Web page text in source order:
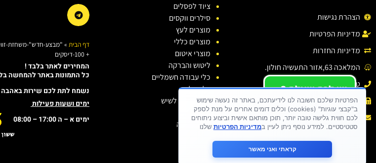
הצהרת נגישות
מדיניות הפרטיות
מדיניות החזרות
המלאכה 63,אזור התעשיה חולון.
טלפון: 03-6138810
פקס : 03-6138810
אימייל :sason.cohen26@gmail.com
ציוד לפסלים
סילרים ווקסים
מוצרים לעץ
מוצרים כללי
מוצרי איטום
ליטוש והברקה
כלי עבודה חשמליים
כלי יהלום
חומרי ניקוי לשיש
דבקים
בגדי עבודה
דף הבית »
+ 100-דיסקים
המחירים לאתר בלבד !
כל התמונות באתר להמחשה
נשמח לתת לכם שירות
ימים ושעות פעילות
ימים א – ה 17:00 – 08:00
יש לכם שאלה ?
יש לכם בעיה ?
כתבו לנו
הפרטיות שלכם חשובה לנו לידיעתכם, באתר זה נעשה שימוש
ב"קבצי עוגיות" (cookies) וכלים דומים אחרים על מנת לספק
לכם חווית גלישה טובה יותר, תוכן מותאם אישית וביצוע ניתוחים
סטטיסטיים. למידע נוסף ניתן לעיין במדיניות הפרטיות שלנו
קראתי ואני מאשר